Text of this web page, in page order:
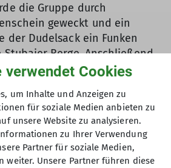
die Gruppe durch
geweckt und ein
der Dudelsack ein Funken
Berge. Anschließend
auf den Abstieg.
sie die Heimreise antraten.
wenn auch
auf dem Stubaier
verwendet Cookies
um Inhalte und Anzeigen zu
für soziale Medien anbieten zu
unsere Website zu analysieren.
zu Ihrer Verwendung
Partner für soziale Medien,
weiter. Unsere Partner führen diese